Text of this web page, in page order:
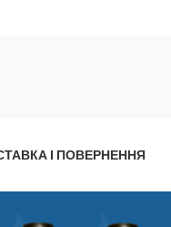
І ПОВЕРНЕННЯ